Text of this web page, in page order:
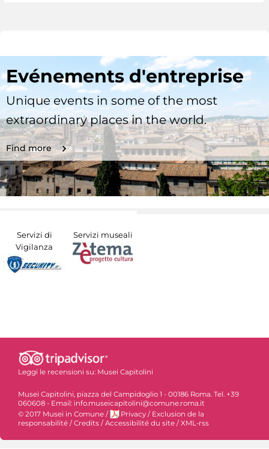
Evénements d'entreprise
Unique events in some of the most
extraordinary places in the world.
Find more
Servizi di
Vigilanza
Servizi museali
Leggi le recensioni su: Musei Capitolini
Musei Capitolini, piazza del Campidoglio 1 - 00186 Roma. Tel. +39
060608 - Email: info.museicapitolini@comune.roma.it
© 2017 Musei in Comune / Privacy / Exclusion de la
responsabilité / Credits / Accessibilité du site / XML-rss